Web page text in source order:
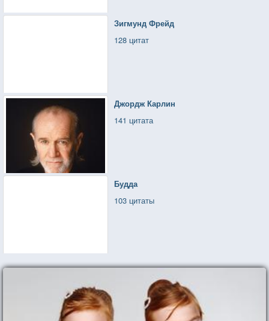
Зигмунд Фрейд
128 цитат
Джордж Карлин
141 цитата
Будда
103 цитаты